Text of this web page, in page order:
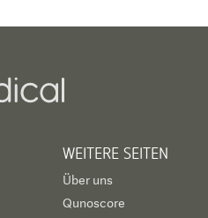
WEITERE SEITEN
Über uns
Qunoscore